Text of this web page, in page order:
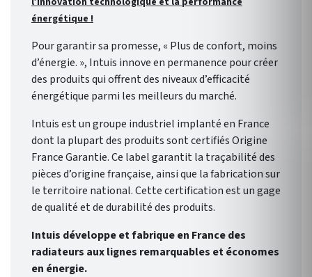
énergétique !
Pour garantir sa promesse, « Plus de confort, moins
d’énergie. », Intuis innove en permanence pour créer
des produits qui offrent des niveaux d’efficacité
énergétique parmi les meilleurs du marché.
Intuis est un groupe industriel implanté en France
dont la plupart des produits sont certifiés Origine
France Garantie. Ce label garantit la traçabilité des
pièces d’origine française, ainsi que la fabrication sur
le territoire national. Cette certification est un gage
de qualité et de durabilité des produits.
Intuis développe et fabrique en France des
radiateurs aux lignes remarquables et économes
en énergie.